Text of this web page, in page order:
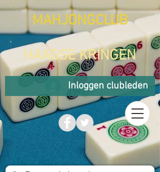
MAHJONGCLUB
HAAGSE KRINGEN
Inloggen clubleden